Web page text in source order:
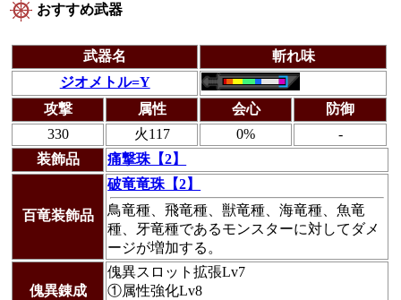
おすすめ武器
武器名
斬れ味
ジオメトル=Y
攻撃
属性 会心
防御
330
火117 0%
-
装飾品
痛撃珠【2】
百竜装飾品
破竜竜珠【2】
鳥竜種、飛竜種、獣竜種、海竜種、魚竜
種、牙竜種であるモンスターに対してダメ
ージが増加する。
傀異錬成
傀異スロット拡張Lv7
①属性強化Lv8